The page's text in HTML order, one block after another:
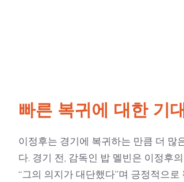
빠른 복귀에 대한 기
이정후는 경기에 복귀하는 만큼 더 많
다. 경기 전, 감독인 밥 멜빈은 이정후
“그의 의지가 대단했다”며 긍정적으로